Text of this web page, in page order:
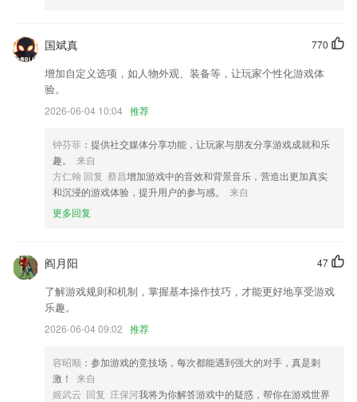
增加看度文化的应用场景种类，优化文化地图文化日历等功能的用户体
验；
新增【清除广告】功能；
收款账户更换结算历史清单记录
优化部分布局展示效果；
联系我们
以上就是澳门六开彩资料免费大全功能的介绍，如果您喜欢这款软件，您
可以到应用商店进行打分评论，说出您的使用经历，以帮助我们更好的对
产品进行优化修改。
770
国斌真
增加自定义选项，如人物外观、装备等，让玩家个性化游戏体
验。
2026-06-04 10:04 推荐
钟芬菲 ：提供社交媒体分享功能，让玩家与朋友分享游戏成就和乐
趣。
来自
方仁翰 回复 蔡昌增加游戏中的音效和背景音乐，营造出更加真实
和沉浸的游戏体验，提升用户的参与感。
来自
更多回复
47
阎月阳
了解游戏规则和机制，掌握基本操作技巧，才能更好地享受游戏
乐趣。
2026-06-04 09:02 推荐
容昭顺 ：参加游戏的竞技场，每次都能遇到强大的对手，真是刺
激！
来自
姬武云 回复 庄保河我将为你解答游戏中的疑惑，帮你在游戏世界